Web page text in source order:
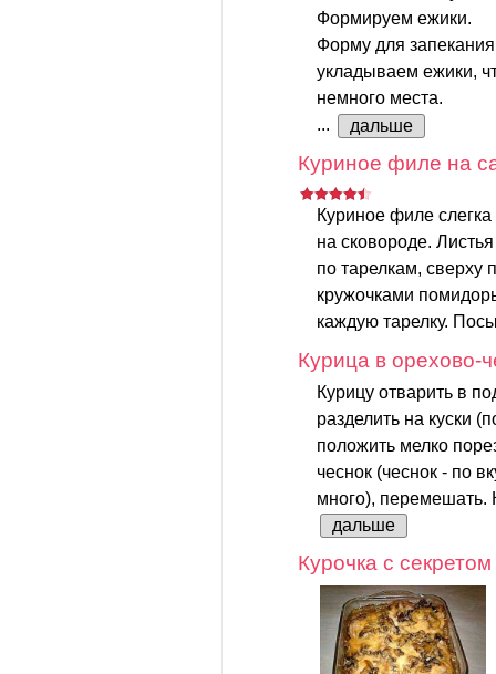
Формируем ежики.
Форму для
укладываем ежики,
немного места.
...
дальше
Куриное филе на
Куриное филе
на сковороде.
по тарелкам, сверху
кружочками
каждую тарелку.
Курица в орехово-
Курицу отварить в
разделить на куски
положить мелко
чеснок (чеснок - по
много), перемешать.
дальше
Курочка с секретом